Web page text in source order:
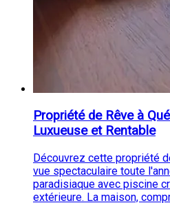
Propriété de Rêve à
Luxueuse et Rentable
Découvrez cette propriété
vue spectaculaire toute
paradisiaque avec piscine
extérieure. La maison,